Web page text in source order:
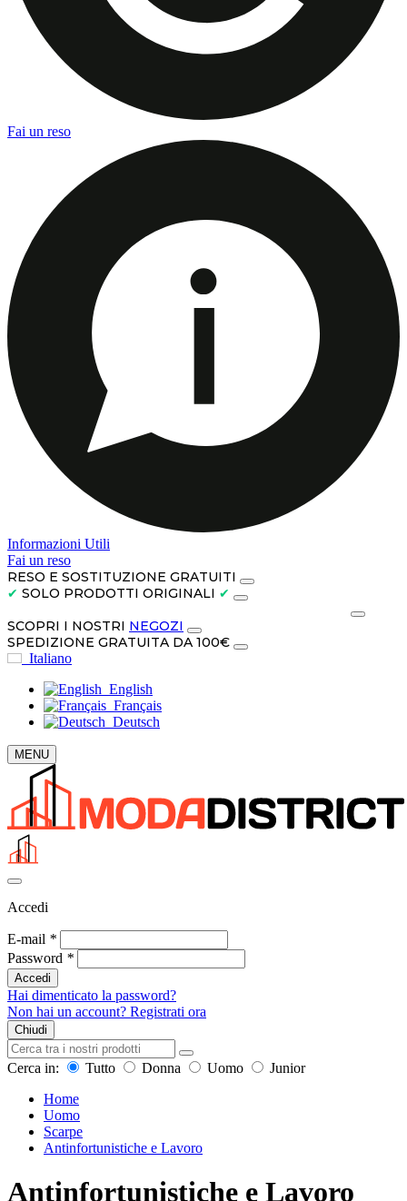
Fai un reso
Informazioni Utili
Fai un reso
RESO E SOSTITUZIONE GRATUITI
✔ SOLO PRODOTTI ORIGINALI ✔
SCOPRI I NOSTRI NEGOZI
SPEDIZIONE GRATUITA DA 100€
Italiano
English
Français
Deutsch
MENU
Accedi
E-mail *
Password *
Accedi
Hai dimenticato la password?
Non hai un account? Registrati ora
Chiudi
Cerca in: Tutto Donna Uomo
Junior
Home
Uomo
Scarpe
Antinfortunistiche e Lavoro
Antinfortunistiche e Lavoro